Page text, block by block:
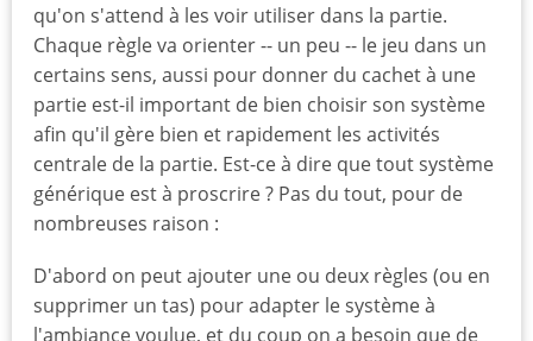
qu'on s'attend à les voir utiliser dans la partie.
Chaque règle va orienter -- un peu -- le jeu dans un
certains sens, aussi pour donner du cachet à une
partie est-il important de bien choisir son système
afin qu'il gère bien et rapidement les activités
centrale de la partie. Est-ce à dire que tout système
générique est à proscrire ? Pas du tout, pour de
nombreuses raison :
D'abord on peut ajouter une ou deux règles (ou en
supprimer un tas) pour adapter le système à
l'ambiance voulue, et du coup on a besoin que de